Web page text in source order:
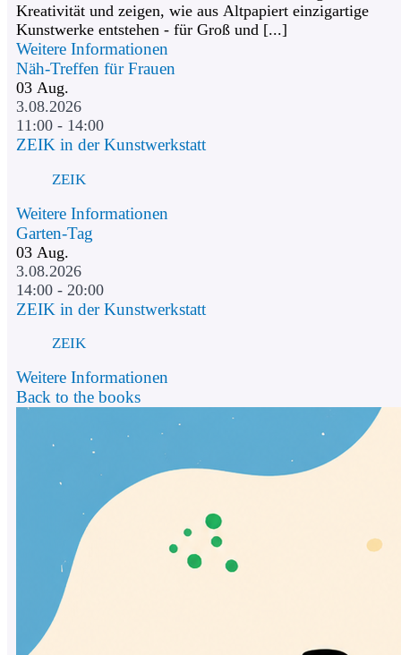
Kreativität und zeigen, wie aus Altpapiert einzigartige
Kunstwerke entstehen - für Groß und [...]
Weitere Informationen
Näh-Treffen für Frauen
03 Aug.
3.08.2026
11:00 - 14:00
ZEIK in der Kunstwerkstatt
ZEIK
Weitere Informationen
Garten-Tag
03 Aug.
3.08.2026
14:00 - 20:00
ZEIK in der Kunstwerkstatt
ZEIK
Weitere Informationen
Back to the books